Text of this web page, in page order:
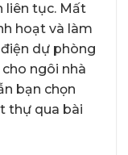
liên tục. Mất
hoạt và làm
dự phòng
ngôi nhà
bạn chọn
thự qua bài